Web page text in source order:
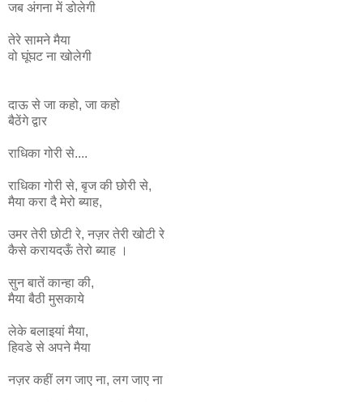
जब अंगना में डोलेगी
तेरे सामने मैया
वो घूंघट ना खोलेगी
दाऊ से जा कहो, जा कहो
बैठेंगे द्वार
राधिका गोरी से....
राधिका गोरी से, बृज की छोरी से,
मैया करा दै मेरो ब्याह,
उमर तेरी छोटी रे, नज़र तेरी खोटी रे
कैसे करायदऊँ तेरो ब्याह ।
सुन बातें कान्हा की,
मैया बैठी मुसकाये
लेके बलाइयां मैया,
हिवडे से अपने मैया
नज़र कहीं लग जाए ना, लग जाए ना